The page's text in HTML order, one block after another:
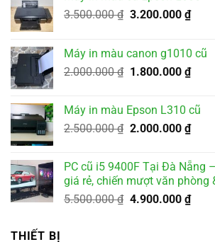
3.500.000₫ Giá
3.500.000 ₫.
3.200.000 ₫Giá
là:
Máy in màu canon g1010 cũ
2.000.000₫ Giá
2.000.000 ₫.
1.800.000 ₫Giá
là:
Máy in màu Epson L310 cũ
2.500.000₫ Giá
2.500.000 ₫.
2.000.000 ₫Giá
tại
là:
PC cũ i5 9400F Tại Đà Nẵng
giá rẻ, chiến mượt văn phòng
5.500.000₫ Giá
4.900.000 ₫Giá
THIẾT BỊ